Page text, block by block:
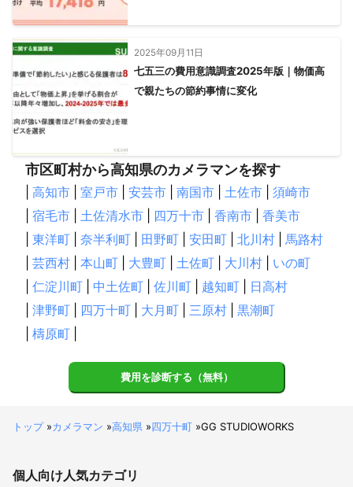
2025年09月11日
七五三の費用意識調査2025年版｜物価高
で親たちの節約事情に変化
市区町村から高知県のカメラマンを探す
高知市 室戸市 安芸市 南国市 土佐市
須崎市
宿毛市 土佐清水市 四万十市 香南市
香美市
東洋町 奈半利町 田野町 安田町 北川村
馬路村
芸西村 本山町 大豊町 土佐町 大川村
いの町
仁淀川町 中土佐町 佐川町 越知町
日高村
津野町 四万十町 大月町 三原村
黒潮町
檮原町
費用を診断する（無料）
トップ»カメラマン »高知県 »四万十町 »GG STUDIOWORKS
個人向け人気カテゴリ